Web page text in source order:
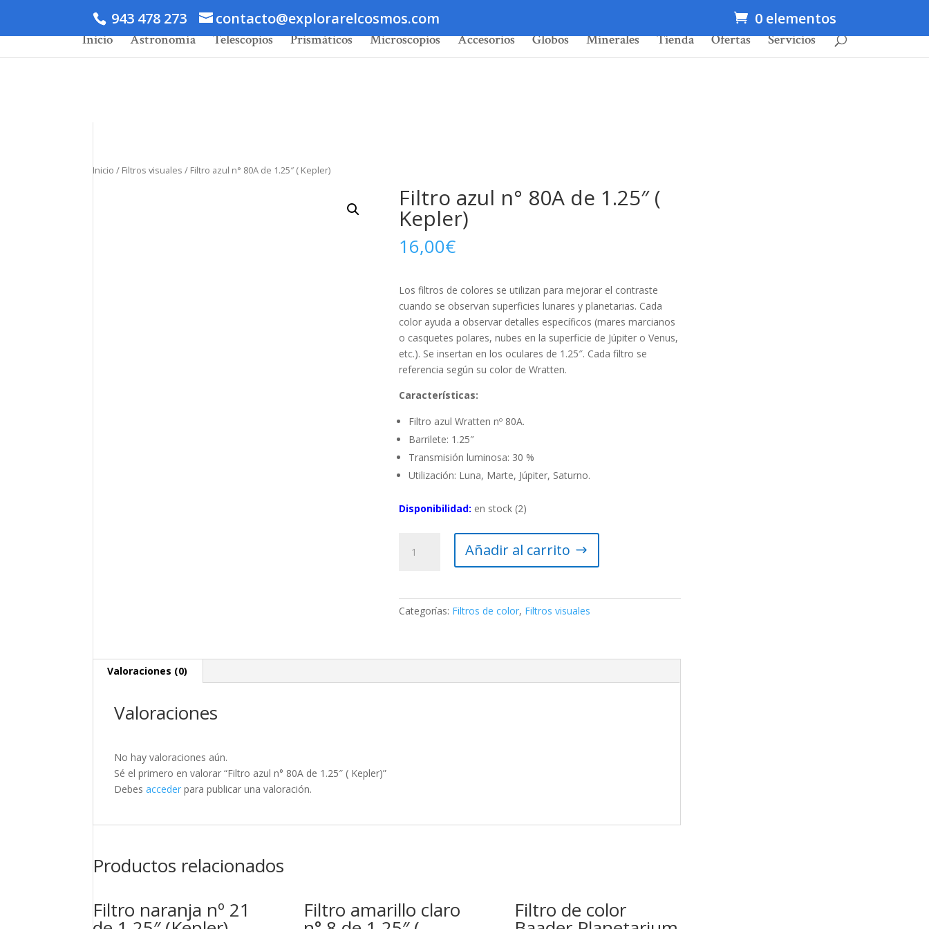
943 478 273 contacto@explorarelcosmos.com 0 elementos
Inicio Astronomía Telescopios Prismáticos Microscopios Accesorios Globos Minerales Tienda Ofertas Servicios
Inicio / Filtros visuales / Filtro azul n° 80A de 1.25″ ( Kepler)
Filtro azul n° 80A de 1.25″ (
Kepler)
16,00€
Los filtros de colores se utilizan para mejorar el contraste
cuando se observan superficies lunares y planetarias. Cada
color ayuda a observar detalles específicos (mares marcianos
o casquetes polares, nubes en la superficie de Júpiter o Venus,
etc.). Se insertan en los oculares de 1.25″. Cada filtro se
referencia según su color de Wratten.
Características:
Filtro azul Wratten nº 80A.
Barrilete: 1.25″
Transmisión luminosa: 30 %
Utilización: Luna, Marte, Júpiter, Saturno.
Disponibilidad: en stock (2)
azul
1.25″
Añadir al carrito
Categorías: Filtros de color, Filtros visuales
Valoraciones (0)
Valoraciones
No hay valoraciones aún.
Sé el primero en valorar “Filtro azul n° 80A de 1.25″ ( Kepler)”
Debesacceder para publicar una valoración.
Productos relacionados
Filtro naranja nº 21
Filtro amarillo claro Filtro de color